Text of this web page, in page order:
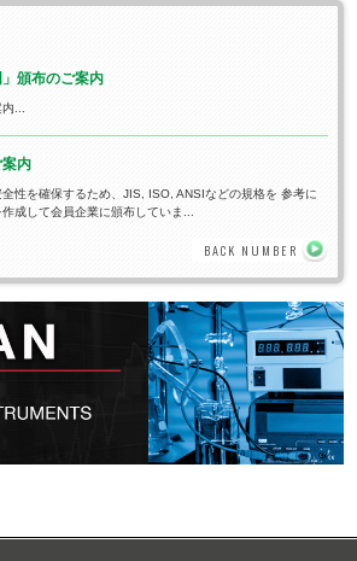
頒布のご案内
...
内
性を確保するため、JIS, ISO, ANSIなどの規格を 参考に
成して会員企業に頒布していま...
BACK NUMBER